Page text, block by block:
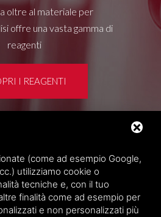
oltre al materiale per
offre una vasta gamma di
reagenti
I REAGENTI
- VIA DELL'ARTIGIANATO, 2
(come ad esempio Google,
utilizziamo cookie o
tecniche e, con il tuo
finalità come ad esempio per
e non personalizzati più